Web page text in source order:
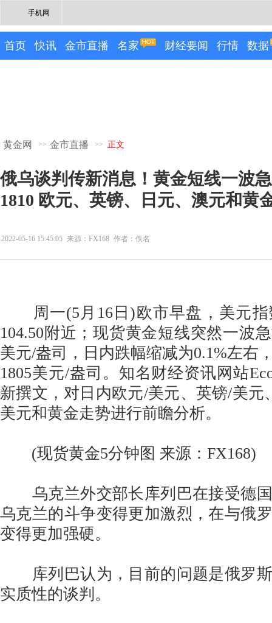
手机网
首页 快讯 金市直播 名家 财经要闻 行情 数据
黄金网 >> 金市直播 >> 正文
俄乌谈判传新消息！黄金短线一波
1810 欧元、英镑、日元、澳元和黄
2022-05-16 15:45:05 来源：FX168 作者：佚名
周一(5月16日)欧市早盘，美元指
104.50附近；现货黄金短线突然一波
美元/盎司，日内跌幅缩减为0.1%左右
1805美元/盎司。知名财经资讯网站
新撰文，对日内欧元/美元、英镑/美元
美元和黄金走势进行前瞻分析。
(现货黄金5分钟图 来源：FX168)
乌克兰外交部长库列巴在接受德国
乌克兰的斗争变得更加激烈，在与俄
变得更加强硬。
库列巴认为，目前的问题是俄罗斯
实质性的谈判。